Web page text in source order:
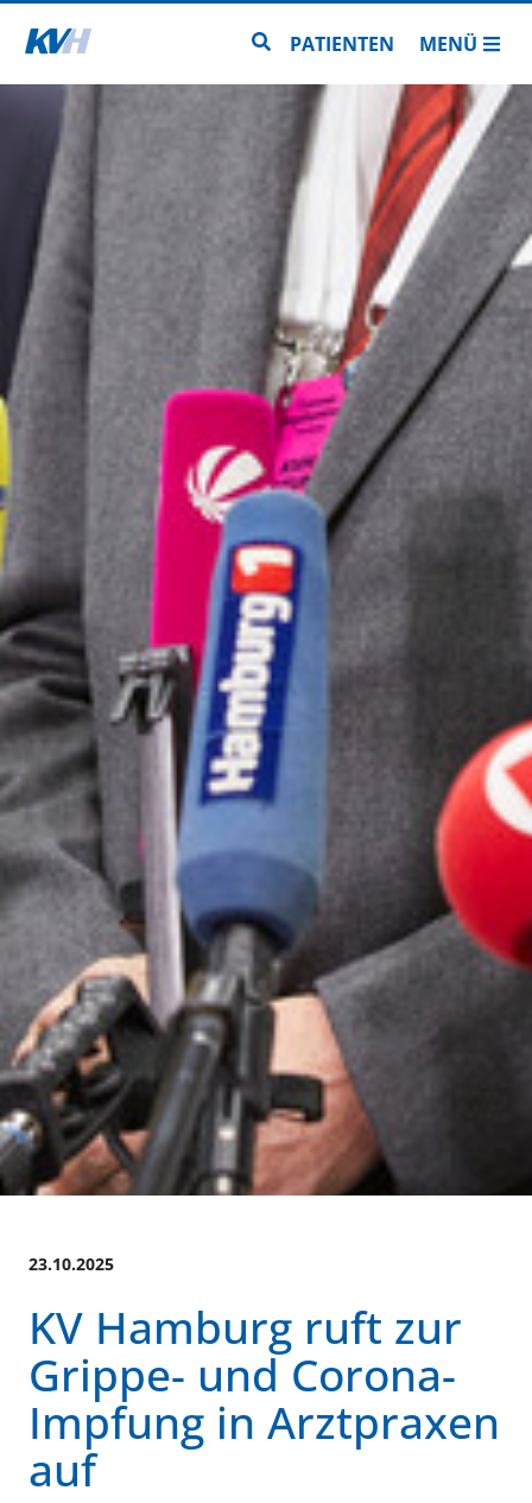
Zur Startseite Zur Seitensuche
PATIENTEN MENÜ
23.10.2025
KV Hamburg ruft zur
Grippe- und Corona-
Impfung in Arztpraxen
auf